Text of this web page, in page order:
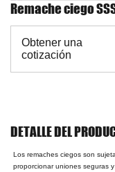
Remache ciego
Obtener una
cotización
DETALLE DEL
Los remaches ciegos son
proporcionar uniones seguras